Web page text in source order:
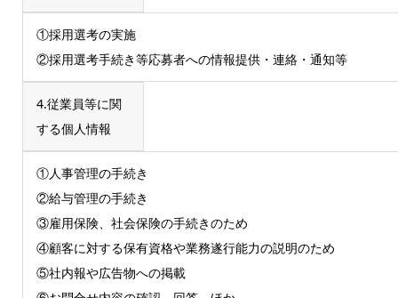
①採用選考の実施
②採用選考手続き等応募者への情報提供・連絡・通知等
4.従業員等に関
する個人情報
①人事管理の手続き
②給与管理の手続き
③雇用保険、社会保険の手続きのため
④顧客に対する保有資格や業務遂行能力の説明のため
⑤社内報や広告物への掲載